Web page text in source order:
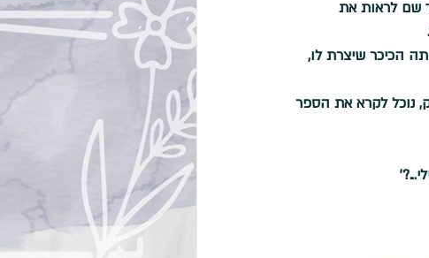
שם לראות את
הכיכר שיצרת לו,
נוכל לקרא את הספר